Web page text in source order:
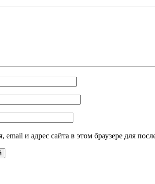
email и адрес сайта в этом браузере для